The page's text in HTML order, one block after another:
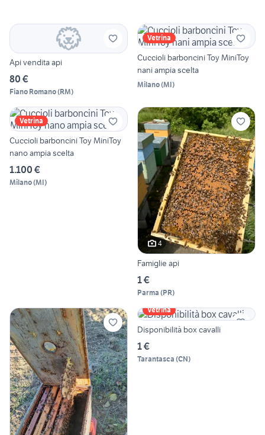
Api vendita api
80 €
Fiano Romano(RM)
Vetrina
Cuccioli barboncini Toy MiniToy
nani ampia scelta
Milano(MI)
Vetrina
Cuccioli barboncini Toy MiniToy
nano ampia scelta
1.100 €
Milano(MI)
4
Famiglie api
1 €
Parma (PR)
Vetrina
Disponibilità box cavalli
1 €
Tarantasca (CN)